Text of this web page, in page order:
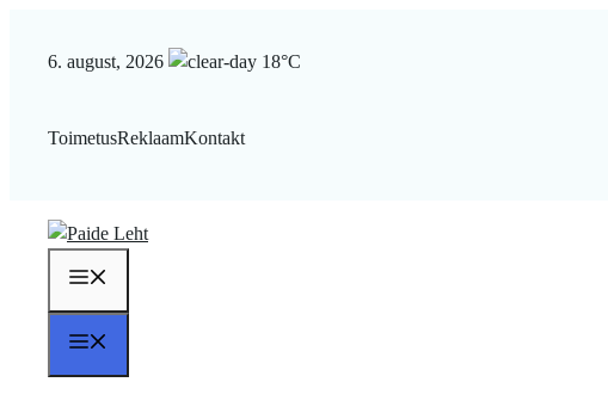
6. august, 2026 18°C
ToimetusReklaamKontakt